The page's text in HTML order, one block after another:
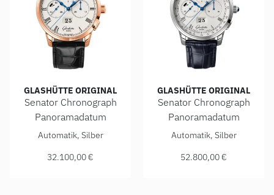
GLASHÜTTE ORIGINAL
Senator Chronograph
Panoramadatum
Glashütte Original Senator Chronograph
Automatik, Silber
32.100,00 €
GLASHÜTTE ORIGINAL
Senator Chronograph
Panoramadatum
Glashütte Original Senator
Automatik, Silber
52.800,00 €